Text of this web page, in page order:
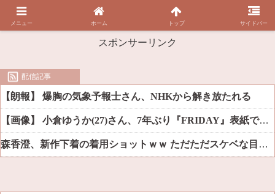
スポンサーリンク
配信記事
【朗報】 爆胸の気象予報士さん、NHKから解き放たれる
【画像】 小倉ゆうか(27)さん、7年ぶり『FRIDAY』表紙で神ボディ大解放
森香澄、新作下着の着用ショットｗｗ ただただスケベな目でしか見れんだろ！！
メニュー ホーム トップ サイドバー